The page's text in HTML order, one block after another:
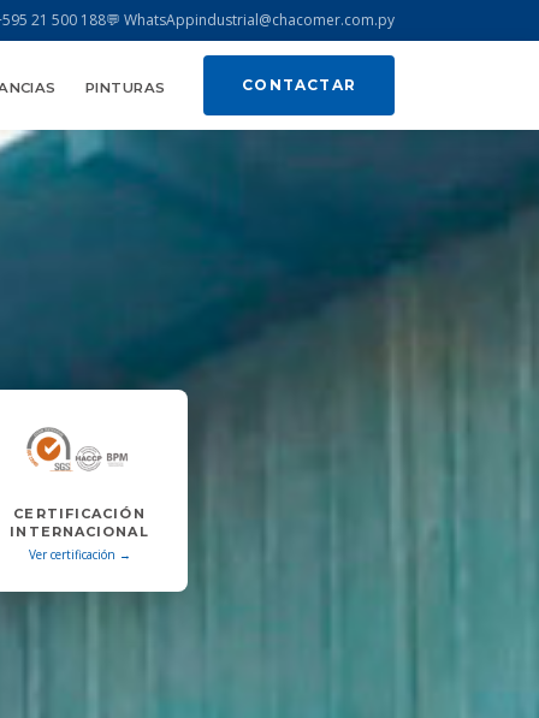
21 500 188💬 WhatsAppindustrial@chacomer.com.py
PINTURAS CONTACTAR
CERTIFICACIÓN
INTERNACIONAL
Ver certificación →